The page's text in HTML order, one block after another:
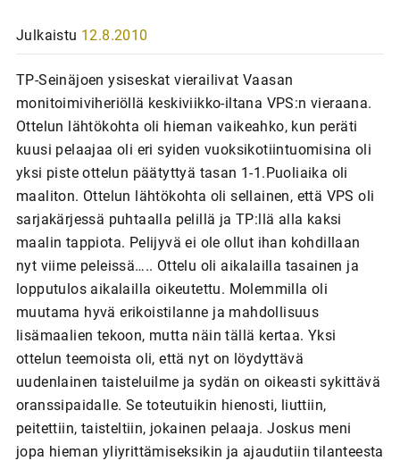
Julkaistu 12.8.2010
TP-Seinäjoen ysiseskat vierailivat Vaasan
monitoimiviheriöllä keskiviikko-iltana VPS:n vieraana.
Ottelun lähtökohta oli hieman vaikeahko, kun peräti
kuusi pelaajaa oli eri syiden vuoksikotiintuomisina oli
yksi piste ottelun päätyttyä tasan 1-1.Puoliaika oli
maaliton. Ottelun lähtökohta oli sellainen, että VPS oli
sarjakärjessä puhtaalla pelillä ja TP:llä alla kaksi
maalin tappiota. Pelijyvä ei ole ollut ihan kohdillaan
nyt viime peleissä….. Ottelu oli aikalailla tasainen ja
lopputulos aikalailla oikeutettu. Molemmilla oli
muutama hyvä erikoistilanne ja mahdollisuus
lisämaalien tekoon, mutta näin tällä kertaa. Yksi
ottelun teemoista oli, että nyt on löydyttävä
uudenlainen taisteluilme ja sydän on oikeasti sykittävä
oranssipaidalle. Se toteutuikin hienosti, liuttiin,
peitettiin, taisteltiin, jokainen pelaaja. Joskus meni
jopa hieman yliyrittämiseksikin ja ajaudutiin tilanteesta